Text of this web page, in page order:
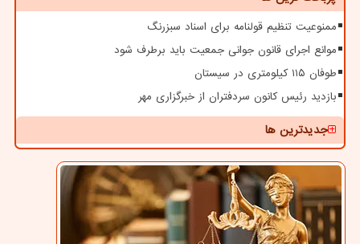
ممنوعیت تنظیم قولنامه برای اسناد سبزرنگ
موانع اجرای قانون جوانی جمعیت باید برطرف شود
طوفان ۱۱۵ کیلومتری در سیستان
بازدید رئیس کانون سردفتران از خبرگزاری مهر
جدیدترین ها